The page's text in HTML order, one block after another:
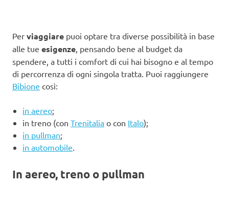
Per viaggiare puoi optare tra diverse possibilità in base
alle tue esigenze , pensando bene al budget da
spendere, a tutti i comfort di cui hai bisogno e al tempo
di percorrenza di ogni singola tratta. Puoi raggiungere
Bibione così:
in aereo;
in treno (con Trenitalia o con Italo);
in pullman;
in automobile
In aereo, treno o pullman